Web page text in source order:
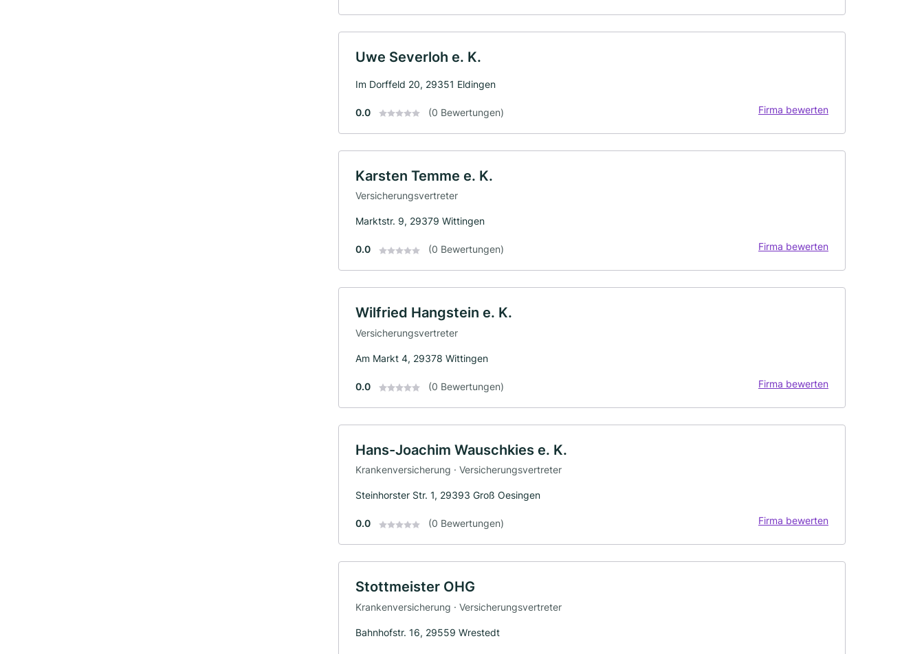
Uwe Severloh e. K.
Im Dorffeld 20, 29351 Eldingen
0.0 (0 Bewertungen) Firma bewerten
Karsten Temme e. K.
Versicherungsvertreter
Marktstr. 9, 29379 Wittingen
0.0 (0 Bewertungen) Firma bewerten
Wilfried Hangstein e. K.
Versicherungsvertreter
Am Markt 4, 29378 Wittingen
0.0 (0 Bewertungen) Firma bewerten
Hans-Joachim Wauschkies e. K.
Krankenversicherung · Versicherungsvertreter
Steinhorster Str. 1, 29393 Groß Oesingen
0.0 (0 Bewertungen) Firma bewerten
Stottmeister OHG
Krankenversicherung · Versicherungsvertreter
Bahnhofstr. 16, 29559 Wrestedt